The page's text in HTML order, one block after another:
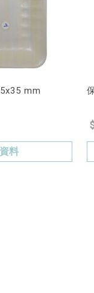
mm
料